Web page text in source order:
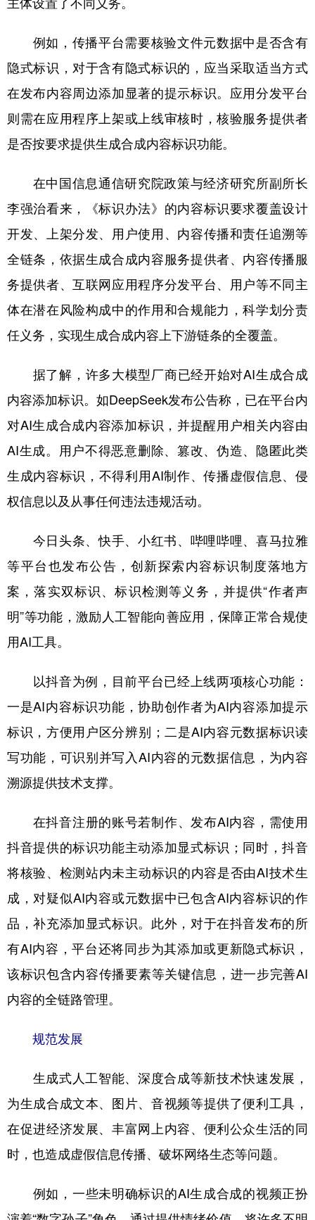
主体设置了不同义务。
例如，传播平台需要核验文件元数据中是否含有
隐式标识，对于含有隐式标识的，应当采取适当方式
在发布内容周边添加显著的提示标识。应用分发平台
则需在应用程序上架或上线审核时，核验服务提供者
是否按要求提供生成合成内容标识功能。
在中国信息通信研究院政策与经济研究所副所长
李强治看来，《标识办法》的内容标识要求覆盖设计
开发、上架分发、用户使用、内容传播和责任追溯等
全链条，依据生成合成内容服务提供者、内容传播服
务提供者、互联网应用程序分发平台、用户等不同主
体在潜在风险构成中的作用和合规能力，科学划分责
任义务，实现生成合成内容上下游链条的全覆盖。
据了解，许多大模型厂商已经开始对AI生成合成
内容添加标识。如DeepSeek发布公告称，已在平台内
对AI生成合成内容添加标识，并提醒用户相关内容由
AI生成。用户不得恶意删除、篡改、伪造、隐匿此类
生成内容标识，不得利用AI制作、传播虚假信息、侵
权信息以及从事任何违法违规活动。
今日头条、快手、小红书、哔哩哔哩、喜马拉雅
等平台也发布公告，创新探索内容标识制度落地方
案，落实双标识、标识检测等义务，并提供“作者声
明”等功能，激励人工智能向善应用，保障正常合规使
用AI工具。
以抖音为例，目前平台已经上线两项核心功能：
一是AI内容标识功能，协助创作者为AI内容添加提示
标识，方便用户区分辨别；二是AI内容元数据标识读
写功能，可识别并写入AI内容的元数据信息，为内容
溯源提供技术支撑。
在抖音注册的账号若制作、发布AI内容，需使用
抖音提供的标识功能主动添加显式标识；同时，抖音
将核验、检测站内未主动标识的内容是否由AI技术生
成，对疑似AI内容或元数据中已包含AI内容标识的作
品，补充添加显式标识。此外，对于在抖音发布的所
有AI内容，平台还将同步为其添加或更新隐式标识，
该标识包含内容传播要素等关键信息，进一步完善AI
内容的全链路管理。
规范发展
生成式人工智能、深度合成等新技术快速发展，
为生成合成文本、图片、音视频等提供了便利工具，
在促进经济发展、丰富网上内容、便利公众生活的同
时，也造成虚假信息传播、破坏网络生态等问题。
例如，一些未明确标识的AI生成合成的视频正扮